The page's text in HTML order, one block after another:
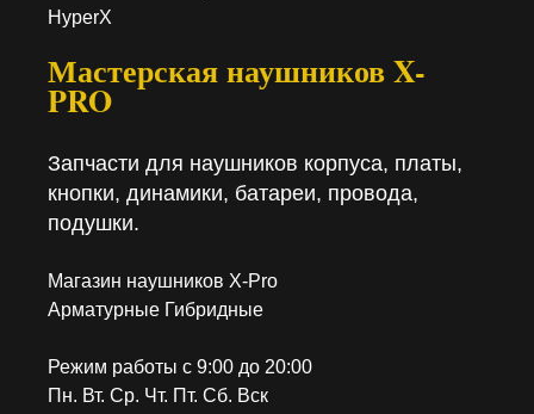
HyperX
Мастерская наушников X-
PRO
Запчасти для наушников корпуса, платы,
кнопки, динамики, батареи, провода,
подушки.
Магазин наушников X-Pro
Арматурные Гибридные
Режим работы с 9:00 до 20:00
Пн. Вт. Ср. Чт. Пт. Сб. Вск